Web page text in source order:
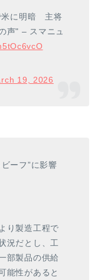
米に明暗 主将
声" – スマニュ
19, 2026
ーフ”に影響
り製造工程で
況だとし、工
部製品の供給
能性があると